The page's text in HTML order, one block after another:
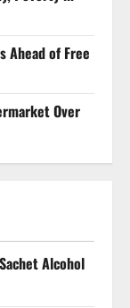
Ahead of Free
Over
Alcohol